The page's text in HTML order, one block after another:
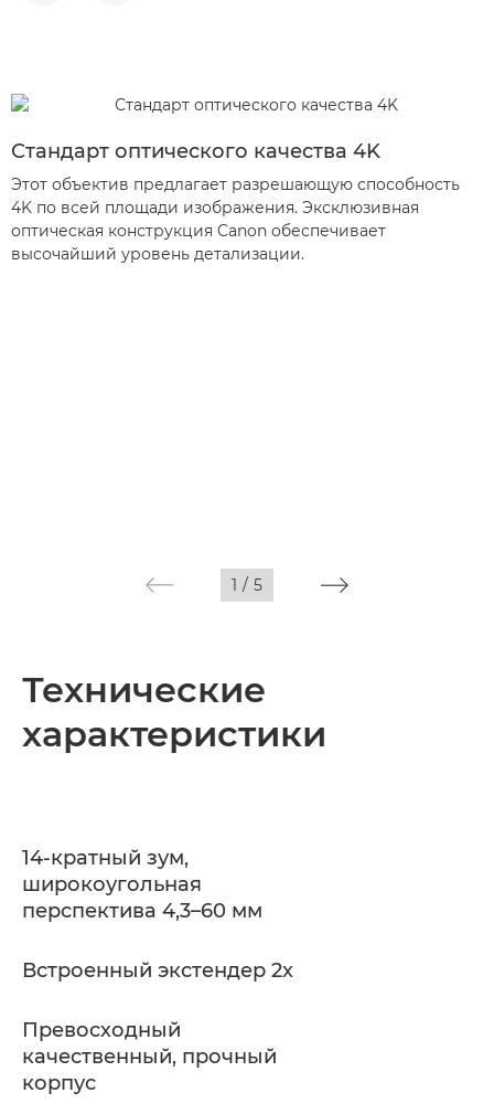
Стандарт оптического качества 4K
Этот объектив предлагает разрешающую способность
4K по всей площади изображения. Эксклюзивная
оптическая конструкция Canon обеспечивает
высочайший уровень детализации.
1 / 5
Технические
характеристики
14-кратный зум,
широкоугольная
перспектива 4,3–60 мм
Встроенный экстендер 2x
Превосходный
качественный, прочный
корпус